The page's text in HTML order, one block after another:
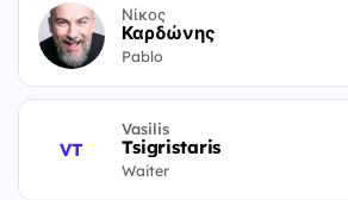
Νίκος
Καρδώνης
Pablo
VT
Vasilis
Tsigristaris
Waiter